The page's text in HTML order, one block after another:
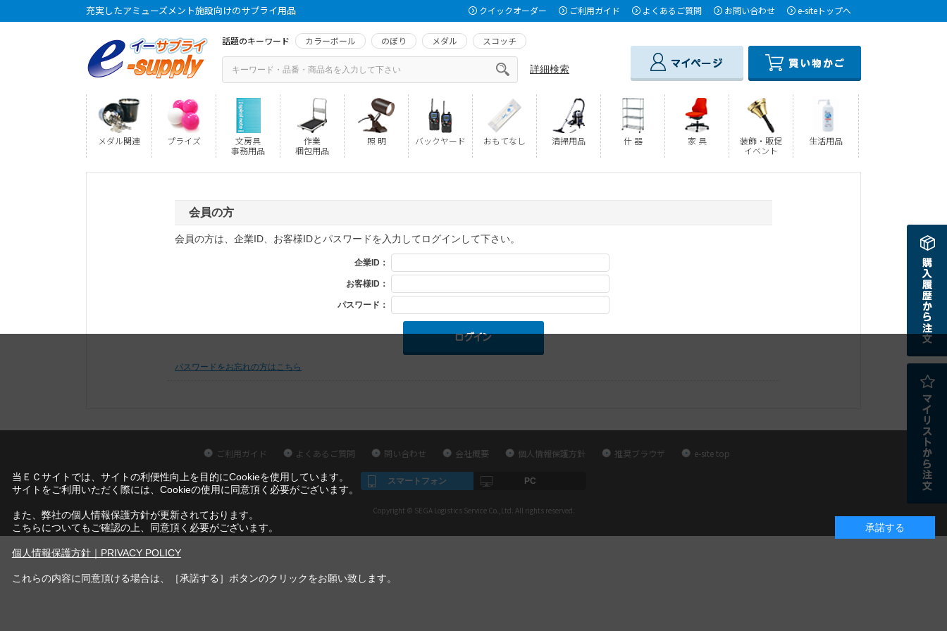
充実したアミューズメント施設向けのサプライ用品 クイックオーダー ご利用ガイド よくあるご質問 お問い合わせ e-siteトップへ
話題のキーワード カラーボール のぼり メダル スコッチ
詳細検索
メダル関連 プライズ
文房具
事務用品
作業
梱包用品
照 明 バックヤード おもてなし 清掃用品 什 器 家 具
装飾・販促
イベント
生活用品
会員の方
会員の方は、企業ID、お客様IDとパスワードを入力してログインして下さい。
企業ID：
お客様ID：
パスワード：
パスワードをお忘れの方はこちら
ご利用ガイド よくあるご質問 問い合わせ 会社概要 個人情報保護方針 推奨ブラウザ e-site top
スマートフォン PC
Copyright © SEGA Logistics Service Co.,Ltd. All rights reserved.
当ＥＣサイトでは、サイトの利便性向上を目的にCookieを使用しています。
サイトをご利用いただく際には、Cookieの使用に同意頂く必要がございます。
また、弊社の個人情報保護方針が更新されております。
こちらについてもご確認の上、同意頂く必要がございます。
個人情報保護方針｜PRIVACY POLICY
これらの内容に同意頂ける場合は、［承諾する］ボタンのクリックをお願い致します。
承諾する